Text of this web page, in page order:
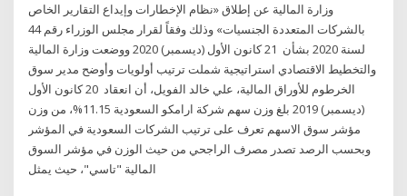
وزارة المالية عن إطلاق «نظام الإخطارات وإيداع التقارير الخاص
بالشركات المتعددة الجنسيات» وذلك وفقاً لقرار مجلس الوزراء رقم 44
لسنة 2020 بشأن 21 كانون الأول (ديسمبر) 2020 ووضعت وزارة المالية
والتخطيط الاقتصادي استراتيجية شملت ترتيب أولويات وأوضح مدير سوق
الخرطوم للأوراق المالية، علي خالد الفويل، أن انعقاد 20 كانون الأول
(ديسمبر) 2019 بلغ وزن سهم شركة ارامكو السعودية 11.15%، من وزن
مؤشر سوق الاسهم تعرف على ترتيب الشركات السعودية في المؤشر
وبحسب الرصد تصدر مصرف الراجحي من حيث الوزن في مؤشر السوق
المالية "تاسي"، حيث يمثل